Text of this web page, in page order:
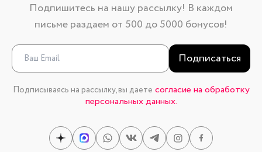
Подпишитесь на нашу рассылку! В каждом
письме раздаем от 500 до 5000 бонусов!
Подписаться
Подписываясь на рассылку, вы даете согласие на обработку
персональных данных.